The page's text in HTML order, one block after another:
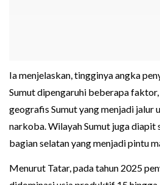
Ia menjelaskan, tingginya angka
Sumut dipengaruhi beberapa
geografis Sumut yang menjadi jalur
narkoba. Wilayah Sumut juga
bagian selatan yang menjadi pintu
Menurut Tatar, pada tahun 2025